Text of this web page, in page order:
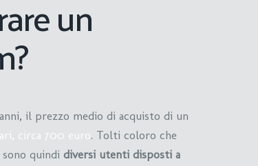
un
il prezzo medio di acquisto di un
circa 700 euro. Tolti coloro che
quindi diversi utenti disposti a